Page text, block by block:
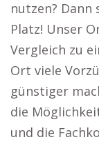
nutzen?
Platz! Unser
Vergleich zu
Ort viele
günstiger
die
und die